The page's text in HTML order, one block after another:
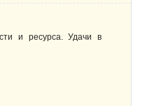
и ресурса. Удачи в